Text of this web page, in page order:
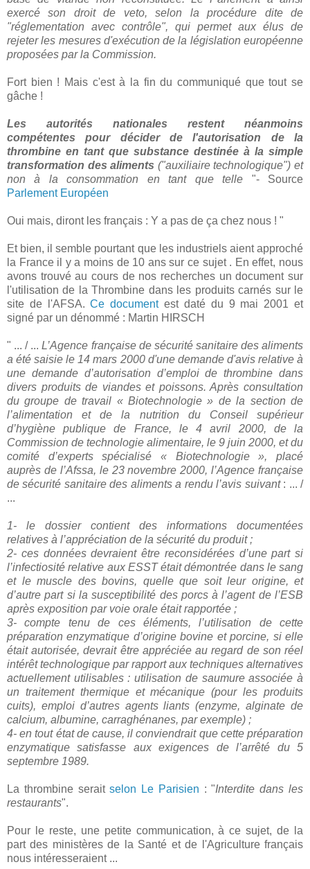
exercé son droit de veto, selon la procédure dite de
"réglementation avec contrôle", qui permet aux élus de
rejeter les mesures d'exécution de la législation européenne
proposées par la Commission.
Fort bien ! Mais c'est à la fin du communiqué que tout se
gâche !
Les autorités nationales restent néanmoins
compétentes pour décider de l'autorisation de la
thrombine en tant que substance destinée à la simple
transformation des aliments ("auxiliaire technologique") et
non à la consommation en tant que telle "- Source
Parlement Européen
Oui mais, diront les français : Y a pas de ça chez nous ! "
Et bien, il semble pourtant que les industriels aient approché
la France il y a moins de 10 ans sur ce sujet . En effet, nous
avons trouvé au cours de nos recherches un document sur
l'utilisation de la Thrombine dans les produits carnés sur le
site de l'AFSA.Ce documentest daté du 9 mai 2001 et
signé par un dénommé : Martin HIRSCH
" ... / ...L’Agence française de sécurité sanitaire des aliments
a été saisie le 14 mars 2000 d'une demande d'avis relative à
une demande d’autorisation d’emploi de thrombine dans
divers produits de viandes et poissons. Après consultation
du groupe de travail « Biotechnologie » de la section de
l’alimentation et de la nutrition du Conseil supérieur
d’hygiène publique de France, le 4 avril 2000, de la
Commission de technologie alimentaire, le 9 juin 2000, et du
comité d’experts spécialisé « Biotechnologie », placé
auprès de l’Afssa, le 23 novembre 2000, l’Agence française
de sécurité sanitaire des aliments a rendu l’avis suivant: ... /
...
1- le dossier contient des informations documentées
relatives à l’appréciation de la sécurité du produit ;
2- ces données devraient être reconsidérées d’une part si
l’infectiosité relative aux ESST était démontrée dans le sang
et le muscle des bovins, quelle que soit leur origine, et
d’autre part si la susceptibilité des porcs à l’agent de l’ESB
après exposition par voie orale était rapportée ;
3- compte tenu de ces éléments, l’utilisation de cette
préparation enzymatique d’origine bovine et porcine, si elle
était autorisée, devrait être appréciée au regard de son réel
intérêt technologique par rapport aux techniques alternatives
actuellement utilisables : utilisation de saumure associée à
un traitement thermique et mécanique (pour les produits
cuits), emploi d’autres agents liants (enzyme, alginate de
calcium, albumine, carraghénanes, par exemple) ;
4- en tout état de cause, il conviendrait que cette préparation
enzymatique satisfasse aux exigences de l’arrêté du 5
septembre 1989.
La thrombine seraitselon Le Parisien : "Interdite dans les
restaurants".
Pour le reste, une petite communication, à ce sujet, de la
part des ministères de la Santé et de l'Agriculture français
nous intéresseraient ...